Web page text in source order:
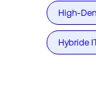
High-
Hybride